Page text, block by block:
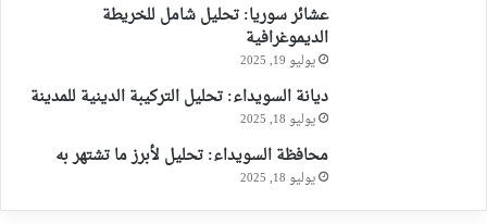
عشائر سوريا: تحليل شامل للخريطة
الديموغرافية
يوليو 19, 2025
ديانة السويداء: تحليل التركيبة الدينية للمدينة
يوليو 18, 2025
محافظة السويداء: تحليل لأبرز ما تشتهر به
يوليو 18, 2025